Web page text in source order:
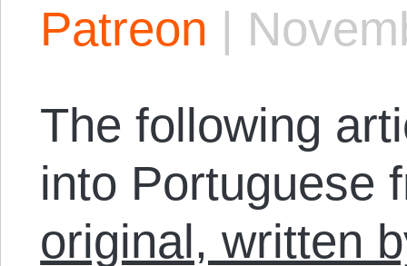
Patreon |
The following
into Portuguese
original, written